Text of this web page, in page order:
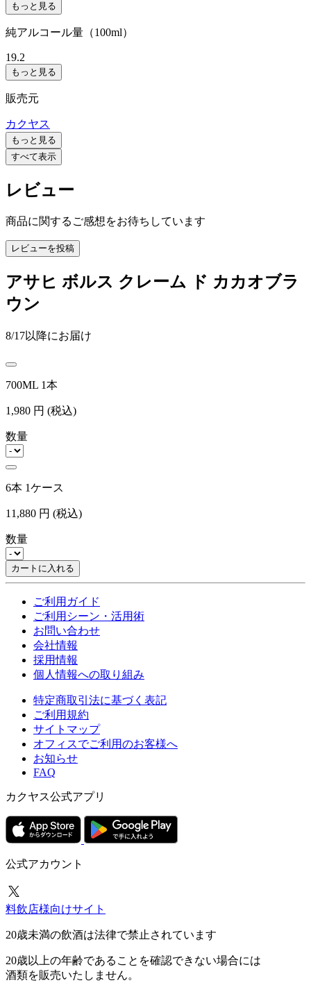
もっと見る
純アルコール量（100ml）
19.2
もっと見る
販売元
カクヤス
もっと見る
すべて表示
レビュー
商品に関するご感想をお待ちしています
レビューを投稿
アサヒ ボルス クレーム ド カカオブラ
ウン
8/17以降にお届け
700ML 1本
1,980 円 (税込)
数量
6本 1ケース
11,880 円 (税込)
数量
カートに入れる
ご利用ガイド
ご利用シーン・活用術
お問い合わせ
会社情報
採用情報
個人情報への取り組み
特定商取引法に基づく表記
ご利用規約
サイトマップ
オフィスでご利用のお客様へ
お知らせ
FAQ
カクヤス公式アプリ
公式アカウント
料飲店様向けサイト
20歳未満の飲酒は法律で禁止されています
20歳以上の年齢であることを確認できない場合には
酒類を販売いたしません。